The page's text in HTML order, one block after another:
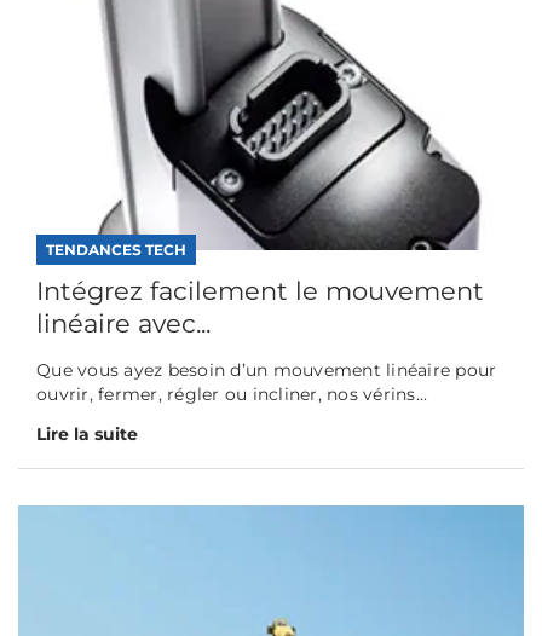
TENDANCES TECH
Intégrez facilement le mouvement
linéaire avec...
Que vous ayez besoin d’un mouvement linéaire pour
ouvrir, fermer, régler ou incliner, nos vérins...
Lire la suite